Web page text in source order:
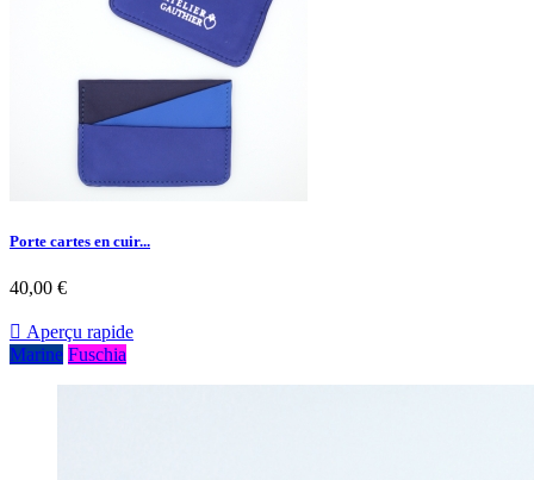
Porte cartes en cuir...
40,00 €
 Aperçu rapide
Marine Fuschia